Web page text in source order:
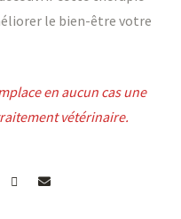
le bien-être votre
en aucun cas une
vétérinaire.